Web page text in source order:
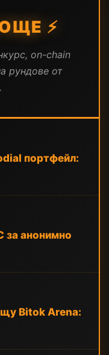
⚡
on-chain
рундове от
портфейл:
за анонимно
Bitok Arena: